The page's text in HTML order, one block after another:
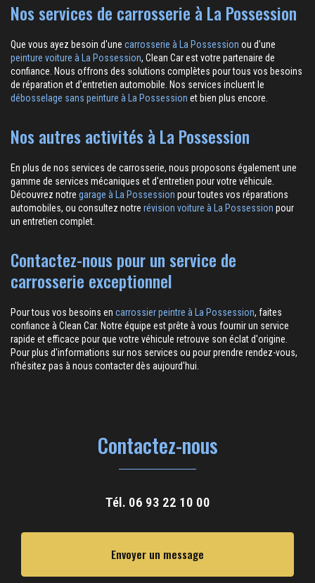
Nos services de carrosserie à La Possession
Que vous ayez besoin d'une carrosserie à La Possession ou d'une
peinture voiture à La Possession, Clean Car est votre partenaire de
confiance. Nous offrons des solutions complètes pour tous vos besoins
de réparation et d'entretien automobile. Nos services incluent le
débosselage sans peinture à La Possession et bien plus encore.
Nos autres activités à La Possession
En plus de nos services de carrosserie, nous proposons également une
gamme de services mécaniques et d'entretien pour votre véhicule.
Découvrez notre garage à La Possession pour toutes vos réparations
automobiles, ou consultez notre révision voiture à La Possession pour
un entretien complet.
Contactez-nous pour un service de
carrosserie exceptionnel
Pour tous vos besoins en carrossier peintre à La Possession, faites
confiance à Clean Car. Notre équipe est prête à vous fournir un service
rapide et efficace pour que votre véhicule retrouve son éclat d'origine.
Pour plus d'informations sur nos services ou pour prendre rendez-vous,
n'hésitez pas à nous contacter dès aujourd'hui.
Contactez-nous
Tél. 06 93 22 10 00
Envoyer un message